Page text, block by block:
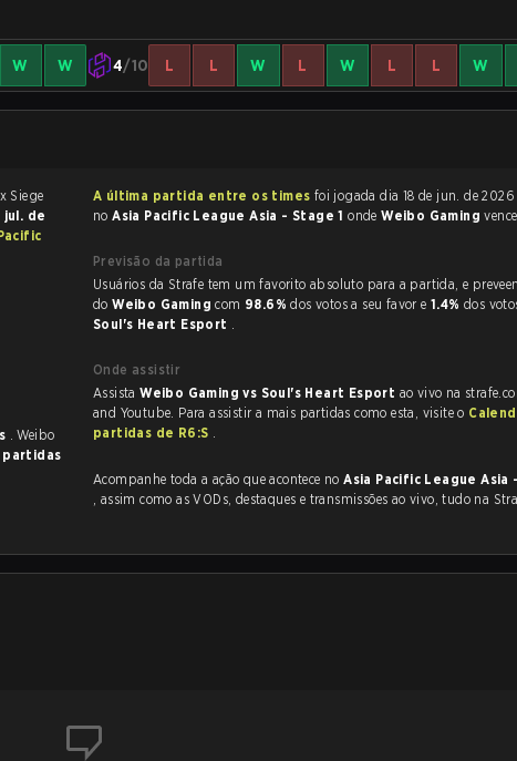
W W 4/10 L L W L W L L W
jul. de
. Weibo
partidas
A última partida entre os times
noAsia Pacific League Asia - Stage 1ondeWeibo Gaming
Previsão da partida
Usuários da Strafe tem um favorito absoluto para a partida, e preveem a vitória
doWeibo Gamingcom 98.6%dos votos a seu favor e 1.4% dos
Soul's Heart Esport .
Onde assistir
AssistaWeibo Gaming vs Soul's Heart Esport ao vivo na
and Youtube. Para assistir a mais partidas como esta, visite o
partidas de R6:S .
Acompanhe toda a ação que acontece noAsia Pacific League Asia
, assim como as VODs, destaques e transmissões ao vivo, tudo na